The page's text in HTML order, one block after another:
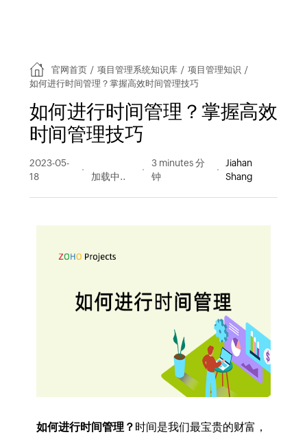
官网首页 / 项目管理系统知识库 / 项目管理知识 /
如何进行时间管理？掌握高效时间管理技巧
如何进行时间管理？掌握高效
时间管理技巧
2023-05-
18
量
3 minutes 分
钟
Jiahan
Shang
如何进行时间管理？ 时间是我们最宝贵的财富，